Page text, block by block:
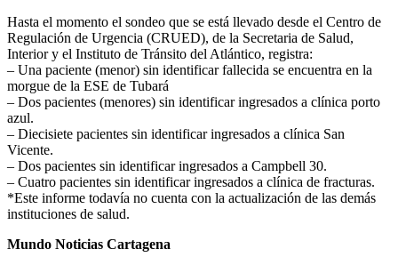
Hasta el momento el sondeo que se está llevado desde el Centro de
Regulación de Urgencia (CRUED), de la Secretaria de Salud,
Interior y el Instituto de Tránsito del Atlántico, registra:
– Una paciente (menor) sin identificar fallecida se encuentra en la
morgue de la ESE de Tubará
– Dos pacientes (menores) sin identificar ingresados a clínica porto
azul.
– ⁠Diecisiete pacientes sin identificar ingresados a clínica San
Vicente.
– ⁠Dos pacientes sin identificar ingresados a Campbell 30.
– ⁠Cuatro pacientes sin identificar ingresados a clínica de fracturas.
*Este informe todavía no cuenta con la actualización de las demás
instituciones de salud.
Mundo Noticias Cartagena